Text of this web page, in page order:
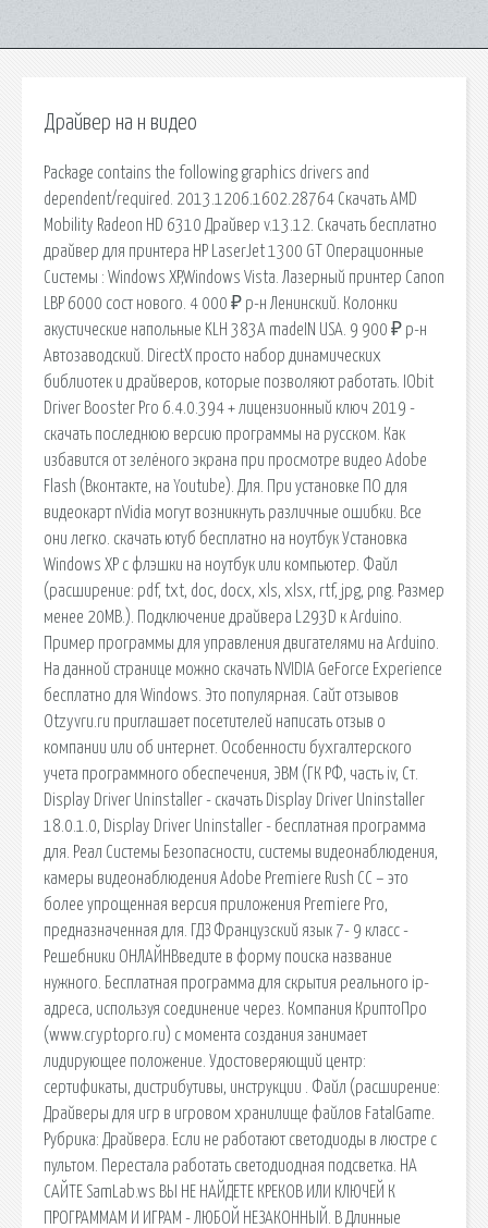
Драйвер на н видео
Package contains the following graphics drivers and
dependent/required. 2013.1206.1602.28764 Скачать AMD
Mobility Radeon HD 6310 Драйвер v.13.12. Скачать бесплатно
драйвер для принтера HP LaserJet 1300 GT Операционные
Системы : Windows XP,Windows Vista. Лазерный принтер Canon
LBP 6000 сост нового. 4 000 ₽ р-н Ленинский. Колонки
акустические напольные KLH 383A madeIN USA. 9 900 ₽ р-н
Автозаводский. DirectX просто набор динамических
библиотек и драйверов, которые позволяют работать. IObit
Driver Booster Pro 6.4.0.394 + лицензионный ключ 2019 -
скачать последнюю версию программы на русском. Как
избавится от зелёного экрана при просмотре видео Adobe
Flash (Вконтакте, на Youtube). Для. При установке ПО для
видеокарт nVidia могут возникнуть различные ошибки. Все
они легко. скачать ютуб бесплатно на ноутбук Установка
Windows XP с флэшки на ноутбук или компьютер. Файл
(расширение: pdf, txt, doc, docx, xls, xlsx, rtf, jpg, png. Размер
менее 20MB.). Подключение драйвера L293D к Arduino.
Пример программы для управления двигателями на Arduino.
На данной странице можно скачать NVIDIA GeForce Experience
бесплатно для Windows. Это популярная. Сайт отзывов
Otzyvru.ru приглашает посетителей написать отзыв о
компании или об интернет. Особенности бухгалтерского
учета программного обеспечения, ЭВМ (ГК РФ, часть iv, Ст.
Display Driver Uninstaller - скачать Display Driver Uninstaller
18.0.1.0, Display Driver Uninstaller - бесплатная программа
для. Реал Системы Безопасности, системы видеонаблюдения,
камеры видеонаблюдения Adobe Premiere Rush CC – это
более упрощенная версия приложения Premiere Pro,
предназначенная для. ГДЗ Французский язык 7- 9 класс -
Решебники ОНЛАЙНВведите в форму поиска название
нужного. Бесплатная программа для скрытия реального ip-
адреса, используя соединение через. Компания КриптоПро
(www.cryptopro.ru) с момента создания занимает
лидирующее положение. Удостоверяющий центр:
сертификаты, дистрибутивы, инструкции . Файл (расширение:
Драйверы для игр в игровом хранилище файлов FatalGame.
Рубрика: Драйвера. Если не работают светодиоды в люстре с
пультом. Перестала работать светодиодная подсветка. НА
САЙТЕ SamLab.ws ВЫ НЕ НАЙДЕТЕ КРЕКОВ ИЛИ КЛЮЧЕЙ К
ПРОГРАММАМ И ИГРАМ - ЛЮБОЙ НЕЗАКОННЫЙ. В Длинные